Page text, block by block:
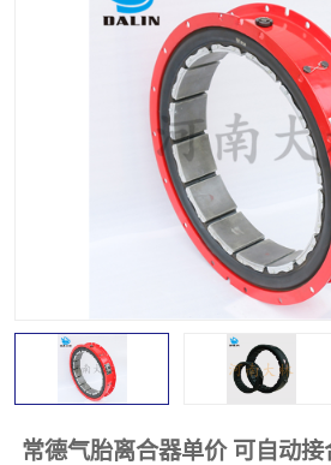
常德气胎离合器单价 可自动
PO隔膜离合器 气
泥浆泵空气包胶囊 气
DY隔膜式离合器 CB
实
联
液